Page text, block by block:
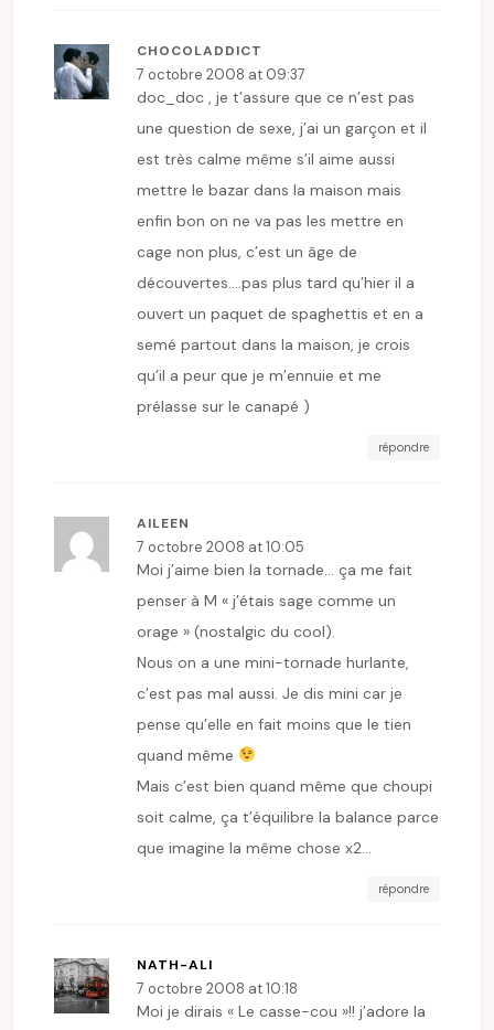
CHOCOLADDICT
7 octobre 2008 at 09:37
doc_doc , je t’assure que ce n’est pas
une question de sexe, j’ai un garçon et il
est très calme même s’il aime aussi
mettre le bazar dans la maison mais
enfin bon on ne va pas les mettre en
cage non plus, c’est un âge de
découvertes….pas plus tard qu’hier il a
ouvert un paquet de spaghettis et en a
semé partout dans la maison, je crois
qu’il a peur que je m’ennuie et me
prélasse sur le canapé )
répondre
AILEEN
7 octobre 2008 at 10:05
Moi j’aime bien la tornade… ça me fait
penser à M « j’étais sage comme un
orage » (nostalgic du cool).
Nous on a une mini-tornade hurlante,
c’est pas mal aussi. Je dis mini car je
pense qu’elle en fait moins que le tien
quand même
Mais c’est bien quand même que choupi
soit calme, ça t’équilibre la balance parce
que imagine la même chose x2…
répondre
NATH-ALI
7 octobre 2008 at 10:18
Moi je dirais « Le casse-cou »!! j’adore la